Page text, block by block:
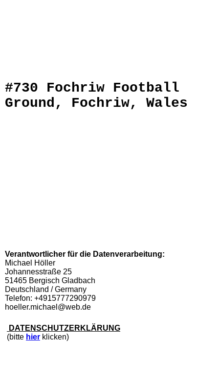
#730 Fochriw Football
Ground, Fochriw, Wales
Verantwortlicher für die Datenverarbeitung:
Michael Höller
Johannesstraße 25
51465 Bergisch Gladbach
Deutschland / Germany
Telefon: +4915777290979
hoeller.michael@web.de
DATENSCHUTZERKLÄRUNG
(bitte hier klicken)